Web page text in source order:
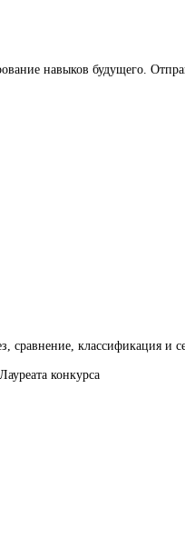
навыков будущего.
классификация и
конкурса